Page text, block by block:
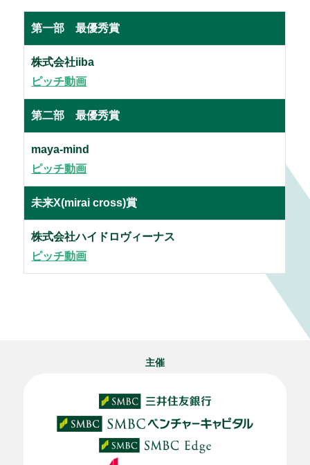
第一部 最優秀賞
株式会社iiba
ピッチ動画
第二部 最優秀賞
maya-mind
ピッチ動画
未来X(mirai cross)賞
株式会社ハイドロヴィーナス
ピッチ動画
主催